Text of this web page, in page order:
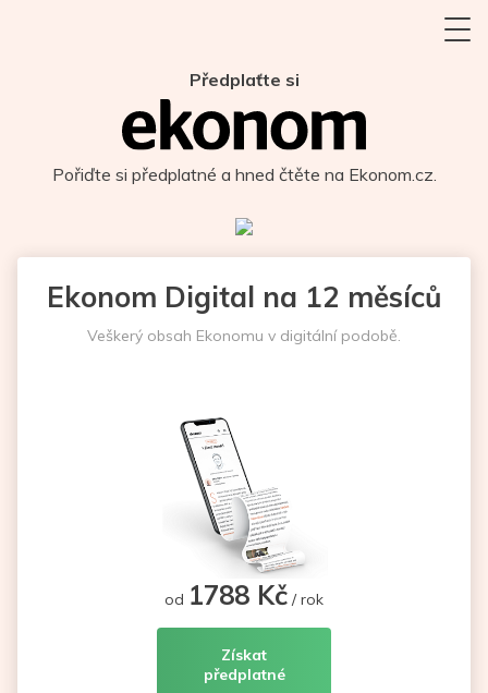
Předplaťte si
Pořiďte si předplatné a hned čtěte na Ekonom.cz.
Ekonom Digital na 12 měsíců
Veškerý obsah Ekonomu v digitální podobě.
od 1788 Kč / rok
Získat
předplatné